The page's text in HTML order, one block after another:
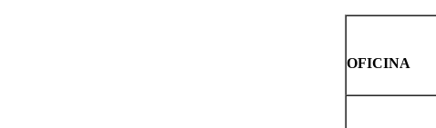
OFICINA